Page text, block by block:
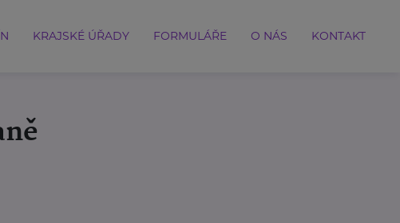
KRAJSKÉ ÚŘADY FORMULÁŘE O NÁS KONTAKT